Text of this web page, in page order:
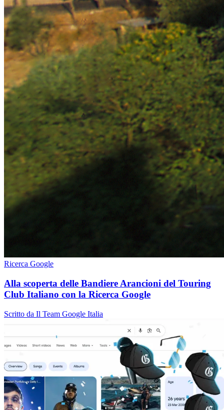
Ricerca Google
Alla scoperta delle Bandiere Arancioni del Touring
Club Italiano con la Ricerca Google
Scritto da Il Team Google Italia